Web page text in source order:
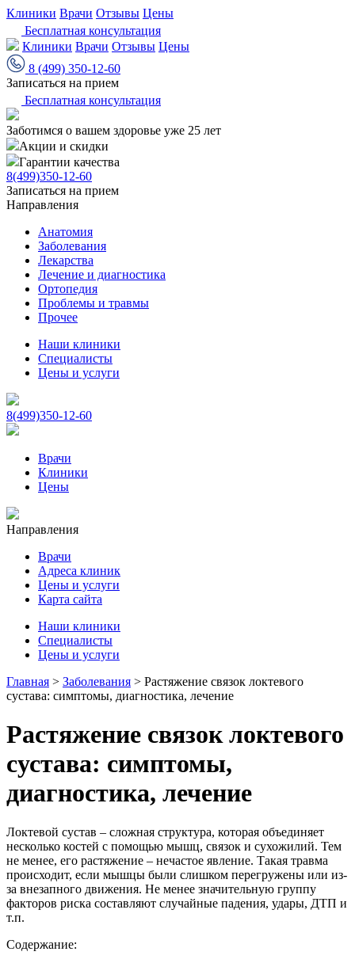
Клиники Врачи Отзывы Цены
Бесплатная консультация
Клиники Врачи Отзывы Цены
8 (499) 350-12-60
Записаться на прием
Бесплатная консультация
Заботимся о вашем здоровье уже 25 лет
Акции и скидки
Гарантии качества
8(499)350-12-60
Записаться на прием
Направления
Анатомия
Заболевания
Лекарства
Лечение и диагностика
Ортопедия
Проблемы и травмы
Прочее
Наши клиники
Специалисты
Цены и услуги
8(499)350-12-60
Врачи
Клиники
Цены
Направления
Врачи
Адреса клиник
Цены и услуги
Карта сайта
Наши клиники
Специалисты
Цены и услуги
Главная > Заболевания > Растяжение связок локтевого
сустава: симптомы, диагностика, лечение
Растяжение связок локтевого
сустава: симптомы,
диагностика, лечение
Локтевой сустав – сложная структура, которая объединяет
несколько костей с помощью мышц, связок и сухожилий. Тем
не менее, его растяжение – нечастое явление. Такая травма
происходит, если мышцы были слишком перегружены или из-
за внезапного движения. Не менее значительную группу
факторов риска составляют случайные падения, удары, ДТП и
т.п.
Содержание: